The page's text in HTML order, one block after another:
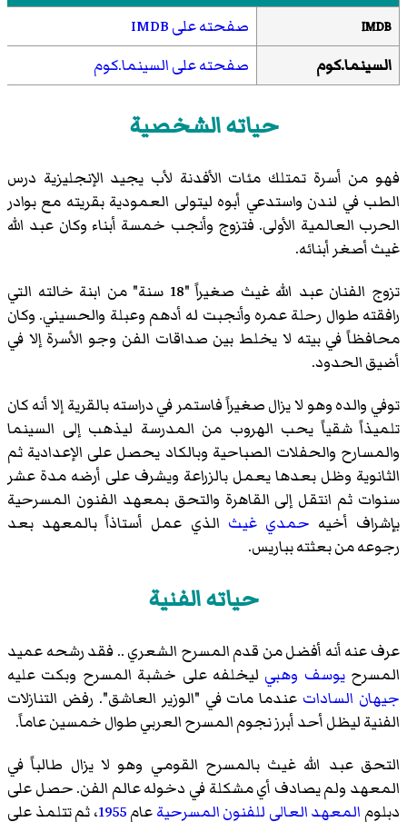
IMDB
صفحته على IMDB
السينما.كوم
صفحته على السينما.كوم
حياته الشخصية
فهو من أسرة تمتلك مئات الأفدنة لأب يجيد الإنجليزية درس
الطب في لندن واستدعي أبوه ليتولى العمودية بقريته مع بوادر
الحرب العالمية الأولى. فتزوج وأنجب خمسة أبناء وكان عبد الله
غيث أصغر أبنائه.
تزوج الفنان عبد الله غيث صغيراً "18 سنة" من ابنة خالته التي
رافقته طوال رحلة عمره وأنجبت له أدهم وعبلة والحسيني. وكان
محافظاً في بيته لا يخلط بين صداقات الفن وجو الأسرة إلا في
أضيق الحدود.
توفي والده وهو لا يزال صغيراً فاستمر في دراسته بالقرية إلا أنه كان
تلميذاً شقياً يحب الهروب من المدرسة ليذهب إلى السينما
والمسارح والحفلات الصباحية وبالكاد يحصل على الإعدادية ثم
الثانوية وظل بعدها يعمل بالزراعة ويشرف على أرضه مدة عشر
سنوات ثم انتقل إلى القاهرة والتحق بمعهد الفنون المسرحية
بإشراف أخيه حمدي غيث الذي عمل أستاذاً بالمعهد بعد
رجوعه من بعثته بباريس.
حياته الفنية
عرف عنه أنه أفضل من قدم المسرح الشعري .. فقد رشحه عميد
المسرحيوسف وهبي ليخلفه على خشبة المسرح وبكت عليه
جيهان السادات عندما مات في "الوزير العاشق". رفض التنازلات
الفنية ليظل أحد أبرز نجوم المسرح العربي طوال خمسين عاماً.
التحق عبد الله غيث بالمسرح القومي وهو لا يزال طالباً في
المعهد ولم يصادف أي مشكلة في دخوله عالم الفن. حصل على
دبلوم المعهد العالي للفنون المسرحيةعام1955، ثم تتلمذ على